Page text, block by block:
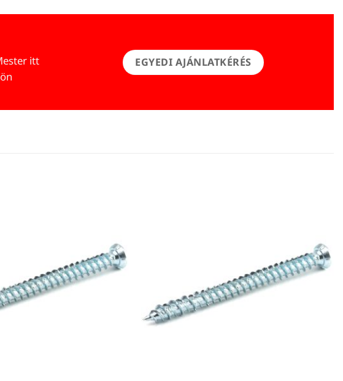
itt
EGYEDI AJÁNLATKÉRÉS